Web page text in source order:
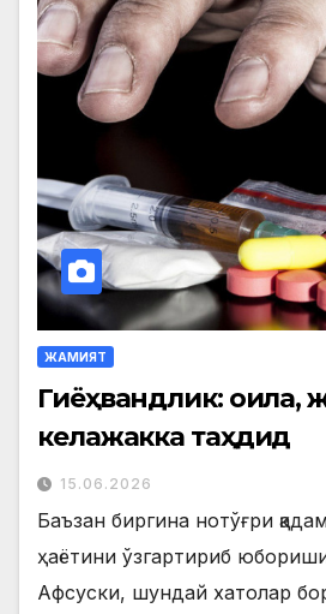
ЖАМИЯТ
Гиёҳвандлик: оила,
келажакка таҳдид
15.06.2026
Баъзан биргина нотўғри
ҳаётини ўзгартириб
Афсуски, шундай хатолар